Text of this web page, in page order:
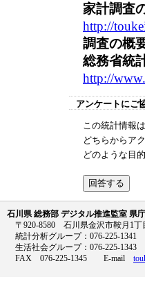
家計調査
http://
調査の概
総務省統
http://
アンケートにご
この統計情報
どちらからア
どのような目
石川県 総務部 デジタル推進監室 県
〒920-8580 石川県金沢市鞍月1丁
統計分析グループ：076-225-
生活社会グループ：076-225-
FAX 076-225-1345 E-mail